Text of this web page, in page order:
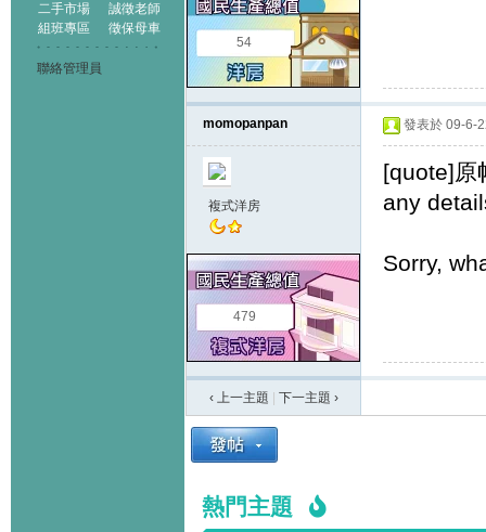
二手市場
誠徵老師
組班專區
徵保母車
聯絡管理員
54
momopanpan
複式洋房
479
發表於 09-6-
[quote]
any
Sorry,
‹ 上一主題 下一主題 ›
熱門主題